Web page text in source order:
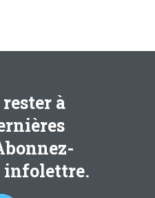
à
infolettre.